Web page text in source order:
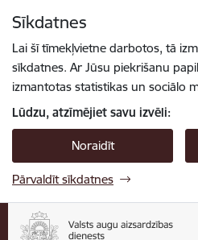
Sīkdatnes
Lai šī tīmekļvietne darbotos, tā
sīkdatnes. Ar Jūsu piekrišanu
izmantotas statistikas un sociālo
Lūdzu, atzīmējiet savu izvēli:
Noraidīt
Pārvaldīt sīkdatnes